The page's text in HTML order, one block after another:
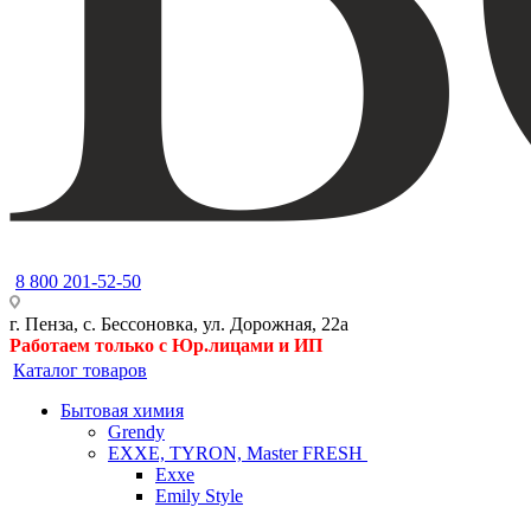
8 800 201-52-50
г. Пенза, с. Бессоновка, ул. Дорожная, 22а
Работаем только с Юр.лицами и ИП
Каталог товаров
Бытовая химия
Grendy
EXXE, TYRON, Master FRESH
Exxe
Emily Style